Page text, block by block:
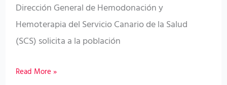
Dirección General de Hemodonación y
Hemoterapia del Servicio Canario de la Salud
(SCS) solicita a la población
Read More »